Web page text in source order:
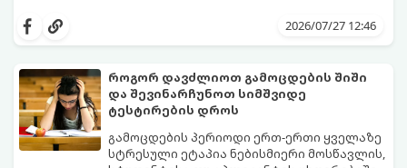
ფაქტს იმის შესახებ, თუ როგორ მუშაობს
მათ ყოველდღიურ ცხოვრებაში.
2026/07/27 12:46
როგორ დავძლიოთ გამოცდების შიში
და შევინარჩუნოთ სიმშვიდე
ტესტირების დროს
გამოცდების პერიოდი ერთ-ერთი ყველაზე
სტრესული ეტაპია ნებისმიერი მოსწავლის,